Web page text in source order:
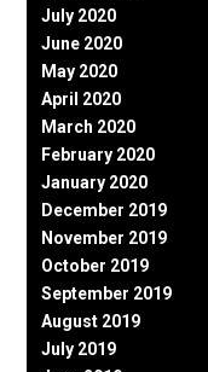
July 2020
June 2020
May 2020
April 2020
March 2020
February 2020
January 2020
December 2019
November 2019
October 2019
September 2019
August 2019
July 2019